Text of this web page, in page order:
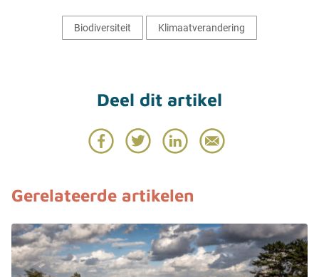
Biodiversiteit Klimaatverandering
Gerelateerde artikelen